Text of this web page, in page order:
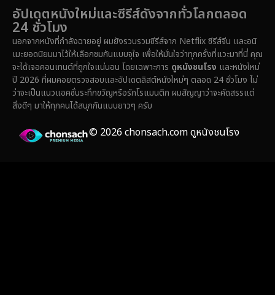
อัปเดตหนังใหม่และซีรีส์ดังจากทั่วโลกตลอด
24 ชั่วโมง
นอกจากหนังที่กำลังฉายอยู่ ผมยังรวบรวมซีรีส์จาก Netflix ซีรีส์จีน และอนิ
เมะยอดนิยมมาไว้ให้เลือกชมกันแบบจุใจ เพื่อให้มั่นใจว่าทุกครั้งที่แวะมาที่นี่ คุณ
จะได้เจอคอนเทนต์ที่ถูกใจแน่นอน โดยเฉพาะการ ดูหนังชนโรง และหนังใหม่
ปี 2026 ที่ผมคอยตรวจสอบและอัปเดตลิสต์หนังใหม่ๆ ตลอด 24 ชั่วโมง ไม่
ว่าจะเป็นแนวแอคชั่นระทึกขวัญหรือรักโรแมนติก ผมสัญญาว่าจะคัดสรรแต่
สิ่งดีๆ มาให้ทุกคนได้สนุกกันแบบยาวๆ ครับ
© 2026 chonsach.com ดูหนังชนโรง